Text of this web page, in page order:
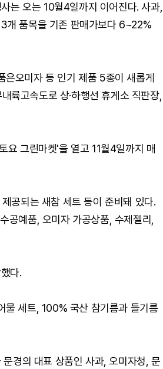
는 오는 10월4일까지 이어진다. 사과,
개 품목을 기존 판매가보다 6~22%
오미자 등 인기 제품 5종이 새롭게
고속도로 상·하행선 휴게소 직판장,
요 그린마켓'을 열고 11월4일까지 매
공되는 새참 세트 등이 준비돼 있다.
공예품, 오미자 가공상품, 수제젤리,
다.
물 세트, 100% 국산 참기름과 들기름
경의 대표 상품인 사과, 오미자청, 문